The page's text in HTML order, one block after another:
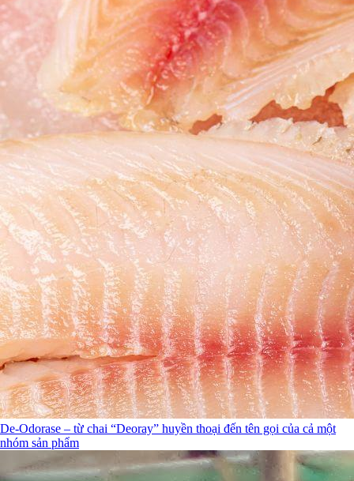
De-Odorase – từ chai “Deoray” huyền thoại đến tên gọi của cả một
nhóm sản phẩm